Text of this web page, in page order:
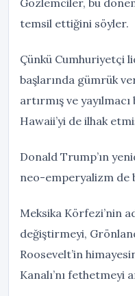
Gözlemciler, bu
temsil ettiğini söyler.
Çünkü Cumhuriyetçi
başlarında gümrük
artırmış ve
Hawaii’yi de ilhak
Donald Trump’ın
neo-emperyalizm de
Meksika Körfezi’nin
değiştirmeyi,
Roosevelt’in
Kanalı’nı fethetmeyi